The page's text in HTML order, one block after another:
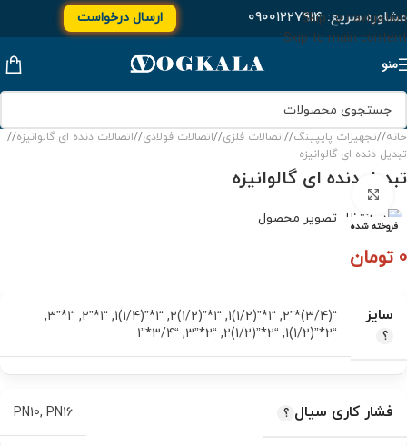
Skip to navigation
Skip to main content
مشاوره سریع:۰۹۰۰۱۲۲۷۹۱۴ ارسال درخواست
منو
خانه/ تجهیزات پایپینگ/ اتصالات فلزی/ اتصالات فولادی/ اتصالات دنده ای گالوانیزه/
تبدیل دنده ای گالوانیزه
تبدیل دنده ای گالوانیزه
فروخته شده
0 تومان
سایز “(3/4)*”2
,
“1*”(1/2)1
,
“1*”(1/2)2
,
“1*”(1/4)1
,
“1*”2
,
“1*”3
,
“2*”(1/2)1
,
“2*”(1/2)2
,
“2*”3
,
“3/4*”1
فشار کاری سیال PN10, PN16